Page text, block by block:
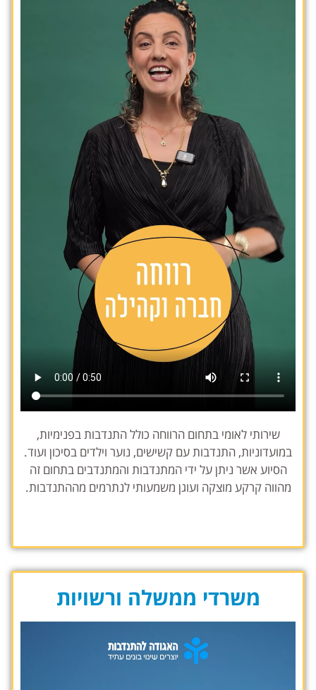
שירותי לאומי בתחום הרווחה כולל התנדבות בפנימיות,
במועדוניות, התנדבות עם קשישים, נוער וילדים בסיכון ועוד.
הסיוע אשר ניתן על ידי המתנדבות והמתנדבים בתחום זה
מהווה קרקע מוצקה ועוגן משמעותי לנתרמים מההתנדבות.
משרדי ממשלה ורשויות